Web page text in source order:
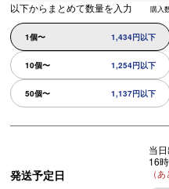
以下からまとめて数量を入力 購入
1個〜 1,434円以下
10個〜 1,254円以下
50個〜 1,137円以下
発送予定日
当
16
（